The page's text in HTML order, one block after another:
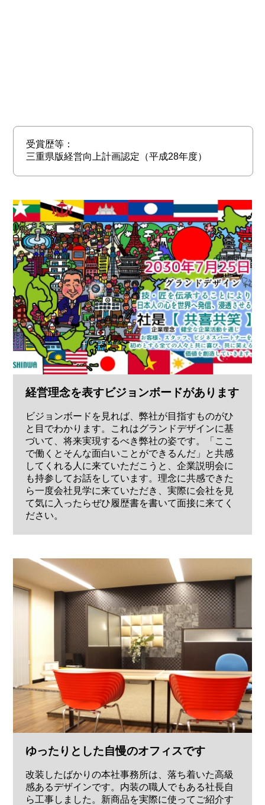
受賞歴等：
三重県版経営向上計画認定（平成28年度）
経営理念を表すビジョンボードがあります
ビジョンボードを見れば、弊社が目指すものがひ
と目でわかります。これはグランドデザインに基
づいて、将来実現するべき弊社の姿です。「ここ
で働くとそんな面白いことができるんだ」と共感
してくれる人に来ていただこうと、企業説明会に
も持参してお話をしています。理念に共感できた
ら一度会社見学に来ていただき、実際に会社を見
て気に入ったらぜひ履歴書を書いて面接に来てく
ださい。
ゆったりとした自慢のオフィスです
改装したばかりの本社事務所は、落ち着いた高級
感あるデザインです。内装の職人でもある社長自
ら工事しました。新商品を実際に使ってご紹介す